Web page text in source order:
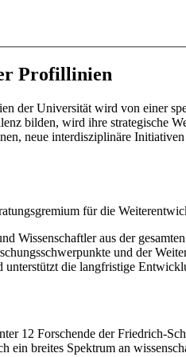
Profillinien
der Universität wird von einer
bilden, wird ihre strategische
neue interdisziplinäre
für die
Wissenschaftler aus der
und der
die langfristige
12 Forschende der Friedrich-
breites Spektrum an